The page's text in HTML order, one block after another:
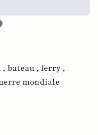
, bateau , ferry ,
mondiale